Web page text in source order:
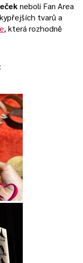
neboli Fan Area
tvarů a
, která rozhodně